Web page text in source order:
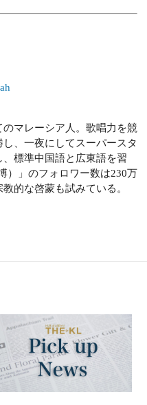
マレーシア人。歌唱力を競
、一夜にしてスーパースタ
標準中国語と広東語を習
）」のフォロワー数は230万
的な啓蒙も試みている。